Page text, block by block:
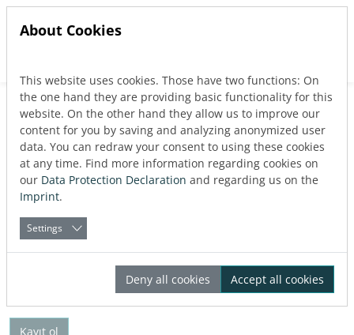
Jump directly to main navigation
Jump directly to content
Log in
Parolanızı mı unuttunuz?
Kayıt ol
About Cookies
This website uses cookies. Those have two functions: On
the one hand they are providing basic functionality for this
website. On the other hand they allow us to improve our
content for you by saving and analyzing anonymized user
data. You can redraw your consent to using these cookies
at any time. Find more information regarding cookies on
our Data Protection Declaration and regarding us on the
Imprint.
Settings
Deny all cookies Accept all cookies